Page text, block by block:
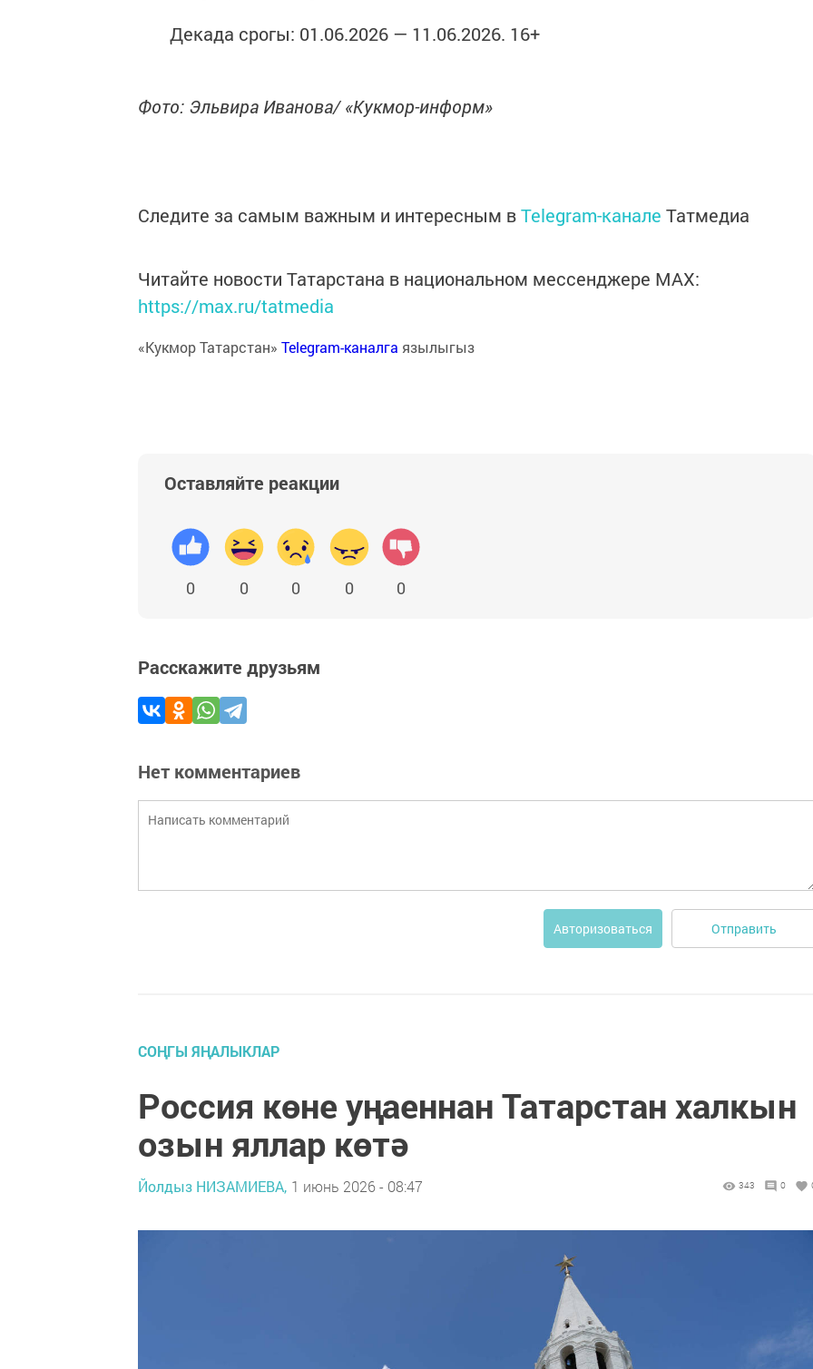
Декада срогы: 01.06.2026 — 11.06.2026. 16+
Фото: Эльвира Иванова/ «Кукмор-информ»
Следите за самым важным и интересным вTelegram-канале Татмедиа
Читайте новости Татарстана в национальном мессенджере MАХ:
https://max.ru/tatmedia
«Кукмор Татарстан» Telegram-каналга язылыгыз
Оставляйте реакции
0 0 0 0 0
Расскажите друзьям
Нет комментариев
Авторизоваться Отправить
СОҢГЫ ЯҢАЛЫКЛАР
Россия көне уңаеннан Татарстан халкын
озын яллар көтә
Йолдыз НИЗАМИЕВА, 1 июнь 2026 - 08:47 343 0